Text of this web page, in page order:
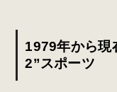
1979年から現
2”スポーツ